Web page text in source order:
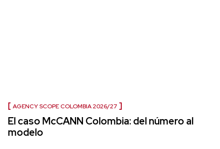
AGENCY SCOPE COLOMBIA 2026/27
El caso McCANN Colombia: del número al
modelo